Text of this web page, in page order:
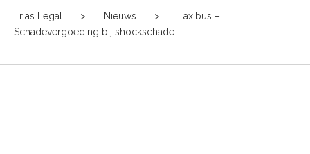
Trias Legal > Nieuws >
Taxibus –
Schadevergoeding bij shockschade